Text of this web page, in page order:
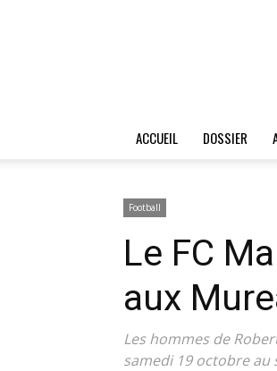
ACCUEIL DOSSIER
Football
Le FC
aux
Les hommes de
samedi 19 octobre au